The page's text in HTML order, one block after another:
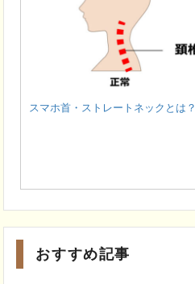
スマホ首・ストレートネックとは？
おすすめ記事